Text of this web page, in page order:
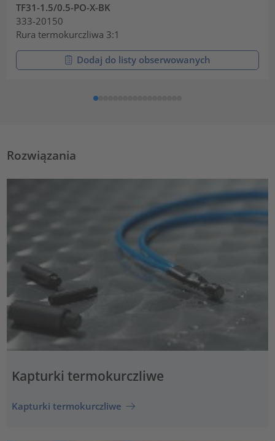
TF31-1.5/0.5-PO-X-BK
333-20150
Rura termokurczliwa 3:1
Dodaj do listy obserwowanych
Rozwiązania
Kapturki termokurczliwe
Kapturki termokurczliwe